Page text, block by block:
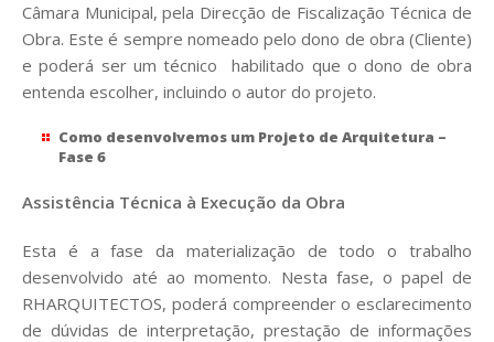
Câmara Municipal, pela Direcção de Fiscalização Técnica de
Obra. Este é sempre nomeado pelo dono de obra (Cliente)
e poderá ser um técnico habilitado que o dono de obra
entenda escolher, incluindo o autor do projeto.
Como desenvolvemos um Projeto de Arquitetura –
Fase 6
Assistência Técnica à Execução da Obra
Esta é a fase da materialização de todo o trabalho
desenvolvido até ao momento. Nesta fase, o papel de
RHARQUITECTOS, poderá compreender o esclarecimento
de dúvidas de interpretação, prestação de informações